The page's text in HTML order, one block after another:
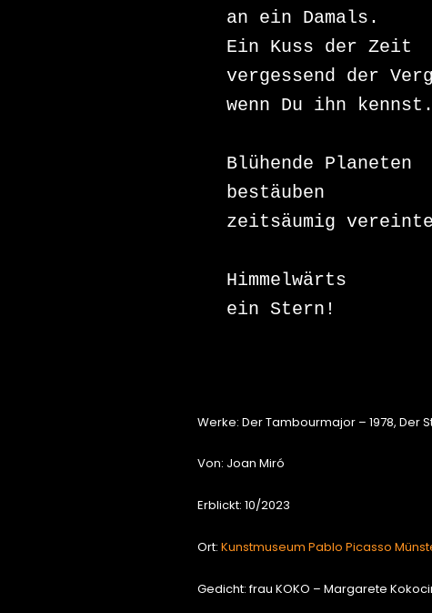
an ein Damals.
Ein Kuss der Zeit
vergessend der
wenn Du ihn kennst.
Blühende Planeten
bestäuben
zeitsäumig
Himmelwärts
ein Stern!
Werke: Der Tambourmajor – 1978, Der
Von: Joan Miró
Erblickt: 10/2023
Ort: Kunstmuseum Pablo Picasso
Gedicht: frau KOKO – Margarete